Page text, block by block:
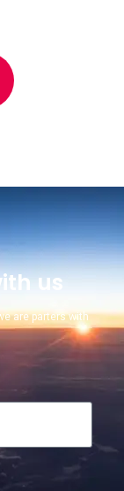
us
are parters with